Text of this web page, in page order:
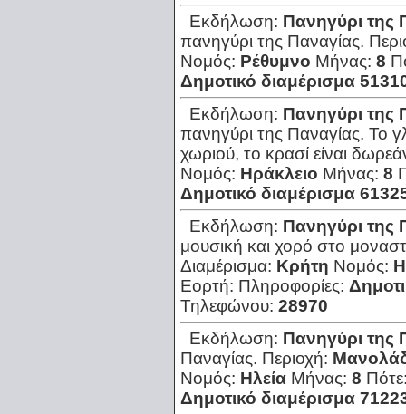
Εκδήλωση: Πανηγύρι της
πανηγύρι της Παναγίας.
Νομός: Ρέθυμνο Μήνας: 8
Δημοτικό διαμέρισμα
Εκδήλωση: Πανηγύρι της
πανηγύρι της Παναγίας. Το
χωριού, το κρασί είναι
Νομός: Ηράκλειο Μήνας: 8
Δημοτικό διαμέρισμα
Εκδήλωση: Πανηγύρι της
μουσική και χορό στο
Διαμέρισμα: Κρήτη Νομός:
Εορτή: Πληροφορίες:
Τηλεφώνου: 28970
Εκδήλωση: Πανηγύρι της
Παναγίας. Περιοχή:
Νομός: Ηλεία Μήνας: 8
Δημοτικό διαμέρισμα